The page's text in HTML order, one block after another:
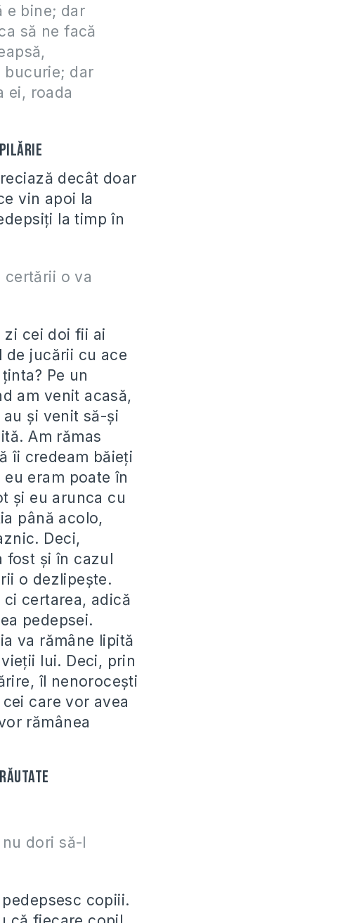
e bine; dar
să ne facă
bucurie; dar
ei, roada
decât doar
vin apoi la
la timp în
certării o va
zi cei doi fii ai
de jucării cu ace
Pe un
am venit acasă,
şi venit să-şi
Am rămas
îi credeam băieţi
eram poate în
şi eu arunca cu
până acolo,
Deci,
fost şi în cazul
o dezlipeşte.
certarea, adică
pedepsei.
va rămâne lipită
lui. Deci, prin
îl nenoroceşti
care vor avea
rămânea
dori să-l
copiii.